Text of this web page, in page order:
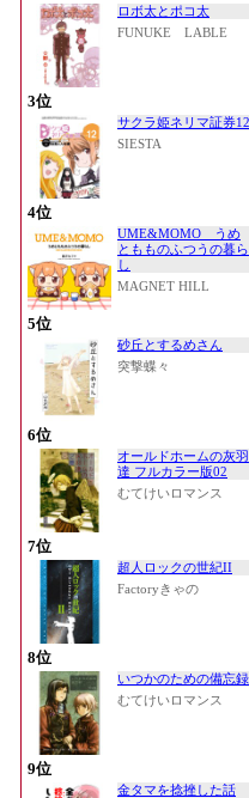
ロボ太とポコ太
FUNUKE LABLE
3位
サクラ姫ネリマ証券12
SIESTA
4位
UME&MOMO うめ
ともものふつうの暮ら
し
MAGNET HILL
5位
砂丘とするめさん
突撃蝶々
6位
オールドホームの灰羽
達 フルカラー版02
むてけいロマンス
7位
超人ロックの世紀II
Factoryきゃの
8位
いつかのための備忘録
むてけいロマンス
9位
金タマを捻挫した話